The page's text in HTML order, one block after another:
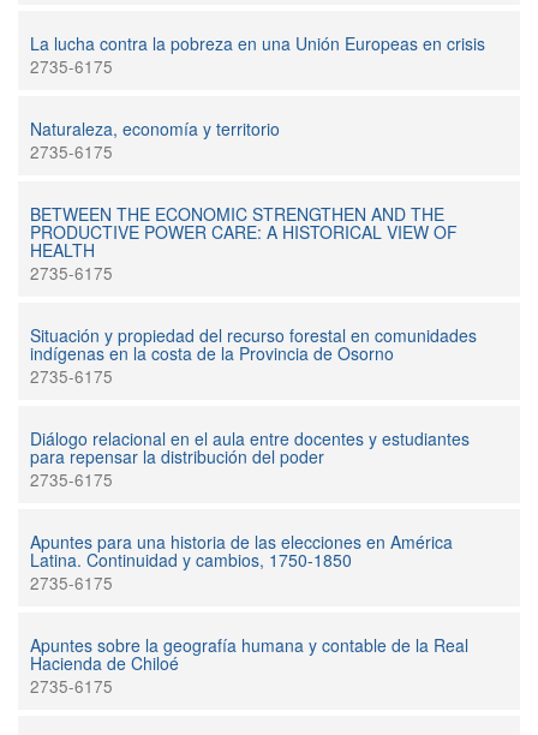
La lucha contra la pobreza en una Unión Europeas en crisis
2735-6175
Naturaleza, economía y territorio
2735-6175
BETWEEN THE ECONOMIC STRENGTHEN AND THE
PRODUCTIVE POWER CARE: A HISTORICAL VIEW OF
HEALTH
2735-6175
Situación y propiedad del recurso forestal en comunidades
indígenas en la costa de la Provincia de Osorno
2735-6175
Diálogo relacional en el aula entre docentes y estudiantes
para repensar la distribución del poder
2735-6175
Apuntes para una historia de las elecciones en América
Latina. Continuidad y cambios, 1750-1850
2735-6175
Apuntes sobre la geografía humana y contable de la Real
Hacienda de Chiloé
2735-6175